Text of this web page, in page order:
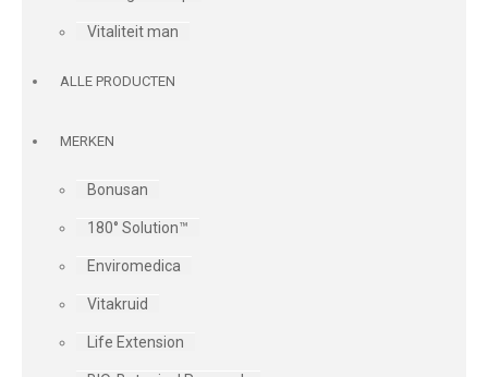
Vitaliteit man
ALLE PRODUCTEN
MERKEN
Bonusan
180° Solution™
Enviromedica
Vitakruid
Life Extension